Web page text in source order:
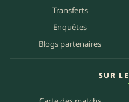
Transferts
Enquêtes
Blogs partenaires
SUR